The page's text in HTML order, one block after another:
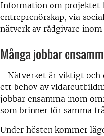
Information om projektet
entreprenörskap, via
nätverk av rådgivare
Många jobbar
- Nätverket är viktigt och
ett behov av
jobbar ensamma inom
som brinner för samma
Under hösten kommer